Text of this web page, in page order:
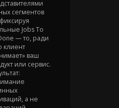
сегментов
Jobs To
— то, ради
клиент
ваш
или сервис.
а не